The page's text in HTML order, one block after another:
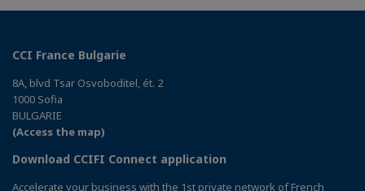
CCI France Bulgarie
8A, blvd Tsar Osvoboditel, ét. 2
1000 Sofia
BULGARIE
(Access the map)
Download CCIFI Connect application
Accelerate your business with the 1st private network of French